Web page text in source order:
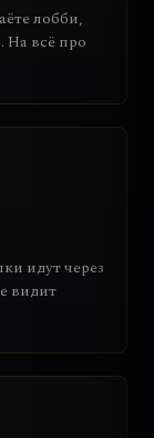
лобби,
На всё про
идут через
видит